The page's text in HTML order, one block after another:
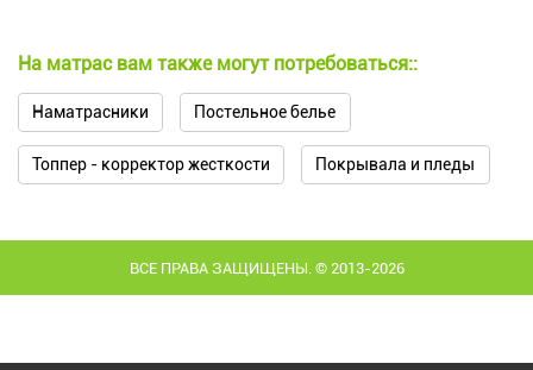
На матрас вам также могут потребоваться::
Наматрасники Постельное белье
Топпер - корректор жесткости Покрывала и пледы
ВСЕ ПРАВА ЗАЩИЩЕНЫ. © 2013-2026